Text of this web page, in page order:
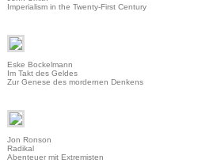
Imperialism in the Twenty-First Century
Eske Bockelmann
Im Takt des Geldes
Zur Genese des mordernen Denkens
Jon Ronson
Radikal
Abenteuer mit Extremisten